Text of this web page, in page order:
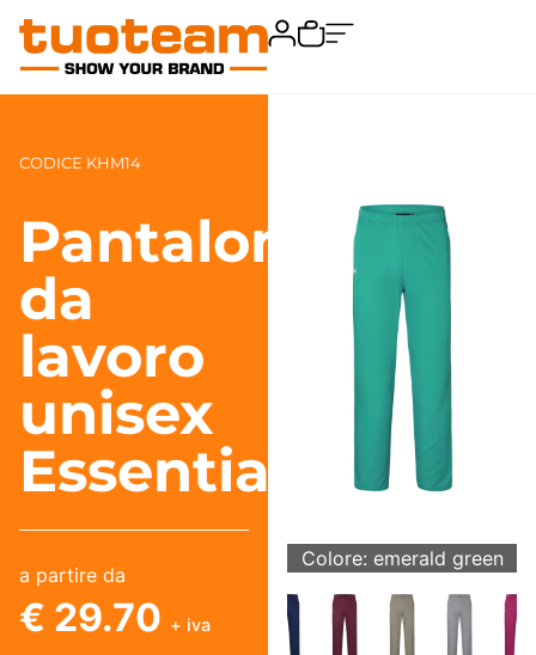
Colore: emerald green
CODICE KHM14
Pantaloni
da
lavoro
unisex
Essential
a partire da
€ 29.70 + iva